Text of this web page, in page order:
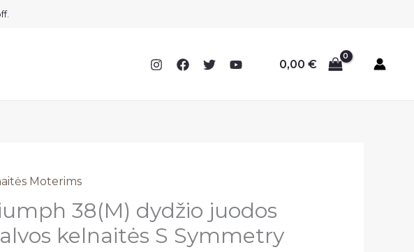
0,00 €
Moterims
38(M) dydžio juodos
kelnaitės S Symmetry